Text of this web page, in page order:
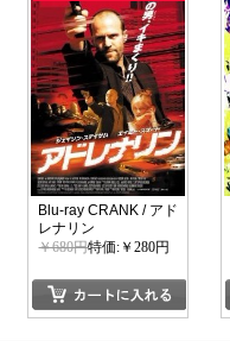
Blu-ray CRANK / アド
レナリン
￥680円特価:￥280円